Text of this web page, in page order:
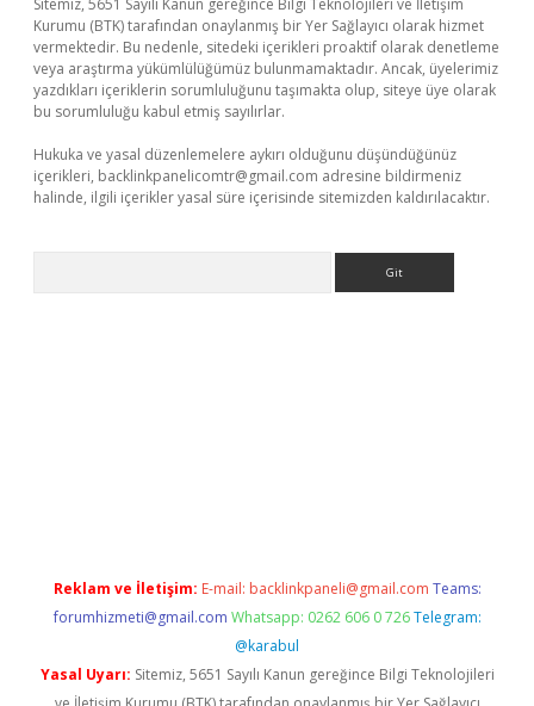
Sitemiz, 5651 Sayılı Kanun gereğince Bilgi Teknolojileri ve İletişim
Kurumu (BTK) tarafından onaylanmış bir Yer Sağlayıcı olarak hizmet
vermektedir. Bu nedenle, sitedeki içerikleri proaktif olarak denetleme
veya araştırma yükümlülüğümüz bulunmamaktadır. Ancak, üyelerimiz
yazdıkları içeriklerin sorumluluğunu taşımakta olup, siteye üye olarak
bu sorumluluğu kabul etmiş sayılırlar.
Hukuka ve yasal düzenlemelere aykırı olduğunu düşündüğünüz
içerikleri, backlinkpanelicomtr@gmail.com adresine bildirmeniz
halinde, ilgili içerikler yasal süre içerisinde sitemizden kaldırılacaktır.
Reklam ve İletişim: E-mail: backlinkpaneli@gmail.com Teams:
forumhizmeti@gmail.com Whatsapp: 0262 606 0 726 Telegram:
@karabul
Yasal Uyarı: Sitemiz, 5651 Sayılı Kanun gereğince Bilgi Teknolojileri